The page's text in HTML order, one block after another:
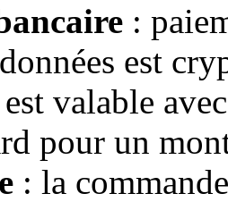
:
est
valable
pour un
: la